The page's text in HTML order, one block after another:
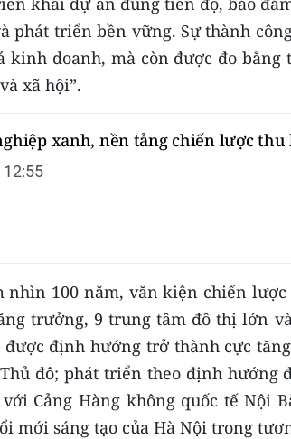
phát triển bền vững. Sự thành
kinh doanh, mà còn được đo
xã hội”.
xanh, nền tảng chiến lược thu
nhìn 100 năm, văn kiện chiến
trưởng, 9 trung tâm đô thị lớn
được định hướng trở thành cực
đô; phát triển theo định hướng
Cảng Hàng không quốc tế Nội
mới sáng tạo của Hà Nội trong